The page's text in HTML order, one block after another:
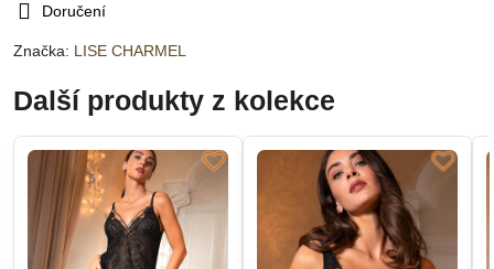
Doručení
Značka: LISE CHARMEL
Další produkty z kolekce